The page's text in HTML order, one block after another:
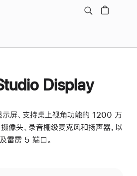
Display
屏、支持桌上视角功能的 1200 万
头、录音棚级麦克风和扬声器，以
及雷雳 5 端口。